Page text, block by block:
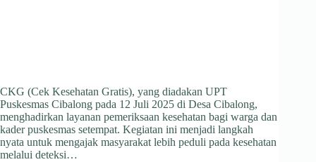
CKG (Cek Kesehatan Gratis), yang diadakan UPT
Puskesmas Cibalong pada 12 Juli 2025 di Desa Cibalong,
menghadirkan layanan pemeriksaan kesehatan bagi warga dan
kader puskesmas setempat. Kegiatan ini menjadi langkah
nyata untuk mengajak masyarakat lebih peduli pada kesehatan
melalui deteksi…